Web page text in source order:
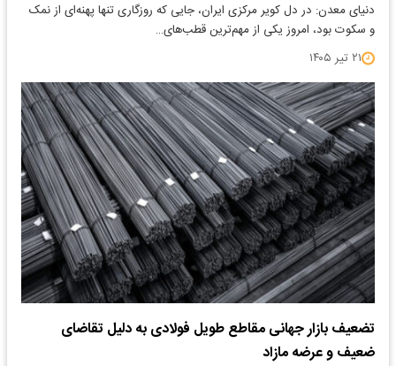
دنیای معدن: در دل کویر مرکزی ایران، جایی که روزگاری تنها پهنه‌ای از نمک
و سکوت بود، امروز یکی از مهم‌ترین قطب‌های…
۲۱ تیر ۱۴۰۵
تضعیف بازار جهانی مقاطع طویل فولادی به دلیل تقاضای
ضعیف و عرضه مازاد